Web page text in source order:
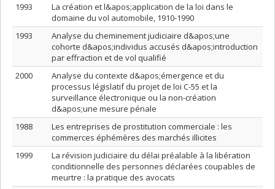
1993
La création et l&apos;application de la loi dans le
domaine du vol automobile, 1910-1990
1993
Analyse du cheminement judiciaire d&apos;une
cohorte d&apos;individus accusés d&apos;introduction
par effraction et de vol qualifié
2000
Analyse du contexte d&apos;émergence et du
processus législatif du projet de loi C-55 et la
surveillance électronique ou la non-création
d&apos;une mesure pénale
1988
Les entreprises de prostitution commerciale : les
commerces éphémères des marchés illicites
1999
La révision judiciaire du délai préalable à la libération
conditionnelle des personnes déclarées coupables de
meurtre : la pratique des avocats